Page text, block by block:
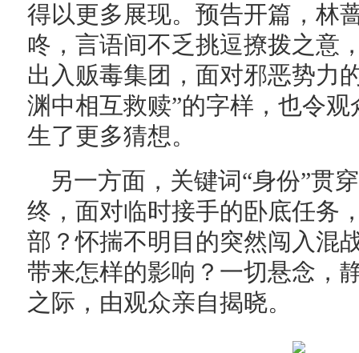
得以更多展现。预告开篇，林
咚，言语间不乏挑逗撩拨之意
出入贩毒集团，面对邪恶势力
渊中相互救赎”的字样，也令
生了更多猜想。
另一方面，关键词“身份”贯
终，面对临时接手的卧底任务
部？怀揣不明目的突然闯入混
带来怎样的影响？一切悬念，
之际，由观众亲自揭晓。